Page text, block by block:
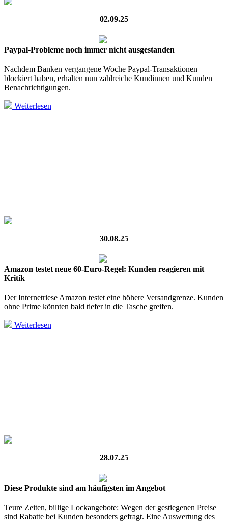
02.09.25
Paypal-Probleme noch immer nicht ausgestanden
Nachdem Banken vergangene Woche Paypal-Transaktionen
blockiert haben, erhalten nun zahlreiche Kundinnen und Kunden
Benachrichtigungen.
Weiterlesen
30.08.25
Amazon testet neue 60-Euro-Regel: Kunden reagieren mit
Kritik
Der Internetriese Amazon testet eine höhere Versandgrenze. Kunden
ohne Prime könnten bald tiefer in die Tasche greifen.
Weiterlesen
28.07.25
Diese Produkte sind am häufigsten im Angebot
Teure Zeiten, billige Lockangebote: Wegen der gestiegenen Preise
sind Rabatte bei Kunden besonders gefragt. Eine Auswertung des